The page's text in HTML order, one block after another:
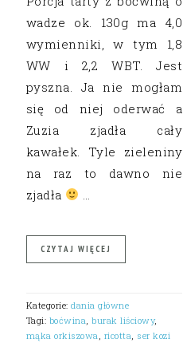
wadze ok. 130g ma 4,0
wymienniki, w tym 1,8
WW i 2,2 WBT. Jest
pyszna. Ja nie mogłam
się od niej oderwać a
Zuzia zjadła cały
kawałek. Tyle zieleniny
na raz to dawno nie
zjadła
CZYTAJ WIĘCEJ
Kategorie:dania główne
Tagi: boćwina ,burak liściowy,
mąka orkiszowa ricotta ser kozi